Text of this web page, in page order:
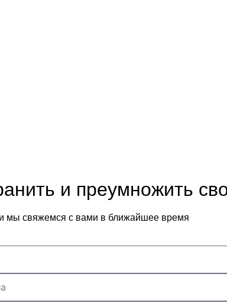
и преумножить
мы свяжемся с вами в ближайшее время